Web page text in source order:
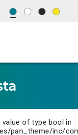
of type bool in
pan_theme/inc/